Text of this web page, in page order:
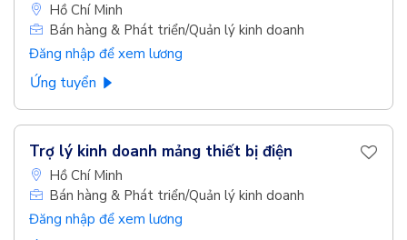
Hồ Chí Minh
Bán hàng & Phát triển/Quản lý kinh doanh
Đăng nhập để xem lương
Ứng tuyển
Trợ lý kinh doanh mảng thiết bị điện
Hồ Chí Minh
Bán hàng & Phát triển/Quản lý kinh doanh
Đăng nhập để xem lương